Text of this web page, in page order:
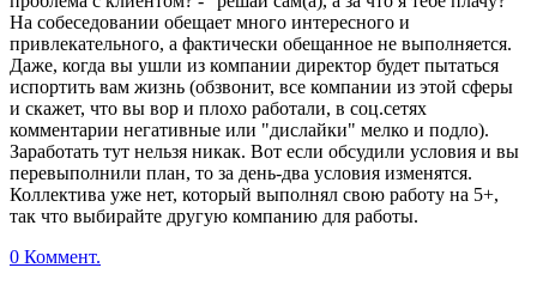
На собеседовании обещает много интересного и
привлекательного, а фактически обещанное не выполняется.
Даже, когда вы ушли из компании директор будет пытаться
испортить вам жизнь (обзвонит, все компании из этой сферы
и скажет, что вы вор и плохо работали, в соц.сетях
комментарии негативные или "дислайки" мелко и подло).
Заработать тут нельзя никак. Вот если обсудили условия и вы
перевыполнили план, то за день-два условия изменятся.
Коллектива уже нет, который выполнял свою работу на 5+,
так что выбирайте другую компанию для работы.
0 Коммент.